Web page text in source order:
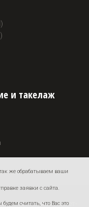
и такелаж
| Данный интернет-
же обрабатываем ваши
заявки с сайта.
считать, что Вас это